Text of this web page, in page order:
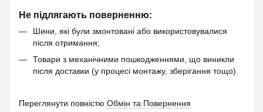
Не підлягають поверненню:
Шини, які були змонтовані або використовувалися
після отримання;
Товари з механічними пошкодженнями, що виникли
після доставки (у процесі монтажу, зберігання тощо).
Переглянути повністю Обмін та Повернення